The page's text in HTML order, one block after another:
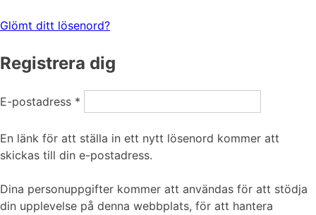
Glömt ditt lösenord?
Registrera dig
E-postadress *
En länk för att ställa in ett nytt lösenord kommer att
skickas till din e-postadress.
Dina personuppgifter kommer att användas för att stödja
din upplevelse på denna webbplats, för att hantera